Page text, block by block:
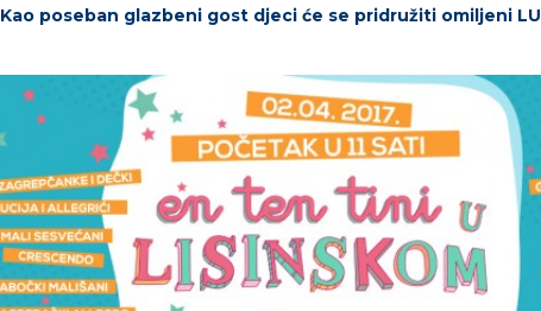
Kao poseban glazbeni gost djeci će se pridružiti omiljeni